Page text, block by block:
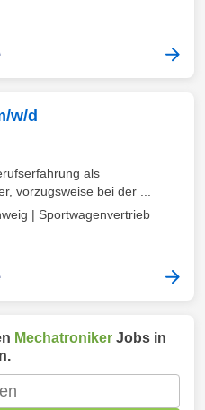
w/d
als
vorzugsweise bei der ...
| Sportwagenvertrieb
Mechatroniker Jobs in